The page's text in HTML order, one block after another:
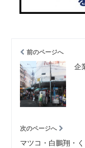
前のページへ
企
次のページへ
マツコ・白鵬翔・